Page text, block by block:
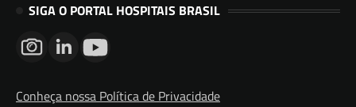
SIGA O PORTAL HOSPITAIS BRASIL
Conheça nossa Política de Privacidade